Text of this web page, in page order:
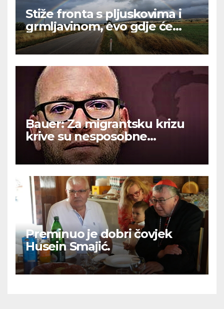
Stiže fronta s pljuskovima i
grmljavinom, evo gdje će
najviše osvježiti
Bauer: Za migrantsku krizu
krive su nesposobne
ljevičarske vlasti.
Preminuo je dobri čovjek
Husein Smajić.